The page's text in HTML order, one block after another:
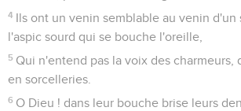
Dieu répond aux appels de son
vaincu
1 Délivre-moi de mes ennemis, ô mon
contre ceux qui s'élèvent contre moi.
2 Délivre-moi des ouvriers d'iniquité, et